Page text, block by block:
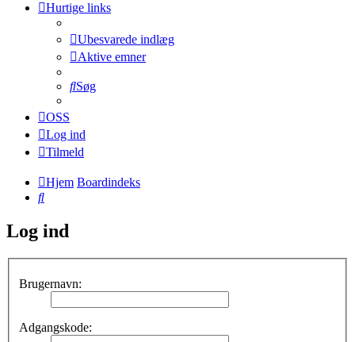
Hurtige links
Ubesvarede indlæg
Aktive emner
Søg
OSS
Log ind
Tilmeld
Hjem Boardindeks
Søg
Log ind
Brugernavn:
Adgangskode: